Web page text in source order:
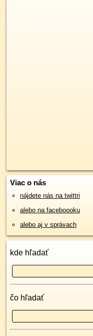
Viac o nás
nájdete nás na twittri
alebo na faceboooku
alebo aj v správach
kde hľadať
čo hľadať